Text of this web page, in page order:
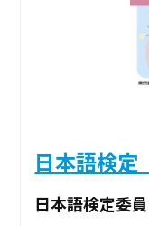
日本語検
日本語検定委